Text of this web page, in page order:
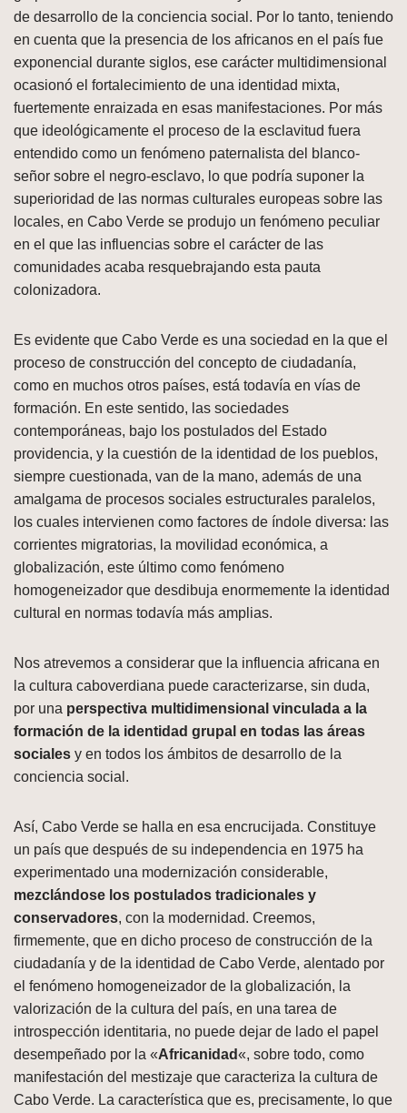
de desarrollo de la conciencia social. Por lo tanto, teniendo
en cuenta que la presencia de los africanos en el país fue
exponencial durante siglos, ese carácter multidimensional
ocasionó el fortalecimiento de una identidad mixta,
fuertemente enraizada en esas manifestaciones. Por más
que ideológicamente el proceso de la esclavitud fuera
entendido como un fenómeno paternalista del blanco-
señor sobre el negro-esclavo, lo que podría suponer la
superioridad de las normas culturales europeas sobre las
locales, en Cabo Verde se produjo un fenómeno peculiar
en el que las influencias sobre el carácter de las
comunidades acaba resquebrajando esta pauta
colonizadora.
Es evidente que Cabo Verde es una sociedad en la que el
proceso de construcción del concepto de ciudadanía,
como en muchos otros países, está todavía en vías de
formación. En este sentido, las sociedades
contemporáneas, bajo los postulados del Estado
providencia, y la cuestión de la identidad de los pueblos,
siempre cuestionada, van de la mano, además de una
amalgama de procesos sociales estructurales paralelos,
los cuales intervienen como factores de índole diversa: las
corrientes migratorias, la movilidad económica, a
globalización, este último como fenómeno
homogeneizador que desdibuja enormemente la identidad
cultural en normas todavía más amplias.
Nos atrevemos a considerar que la influencia africana en
la cultura caboverdiana puede caracterizarse, sin duda,
por una perspectiva multidimensional vinculada a la
formación de la identidad grupal en todas las áreas
sociales y en todos los ámbitos de desarrollo de la
conciencia social.
Así, Cabo Verde se halla en esa encrucijada. Constituye
un país que después de su independencia en 1975 ha
experimentado una modernización considerable,
mezclándose los postulados tradicionales y
conservadores, con la modernidad. Creemos,
firmemente, que en dicho proceso de construcción de la
ciudadanía y de la identidad de Cabo Verde, alentado por
el fenómeno homogeneizador de la globalización, la
valorización de la cultura del país, en una tarea de
introspección identitaria, no puede dejar de lado el papel
desempeñado por la «Africanidad«, sobre todo, como
manifestación del mestizaje que caracteriza la cultura de
Cabo Verde. La característica que es, precisamente, lo que